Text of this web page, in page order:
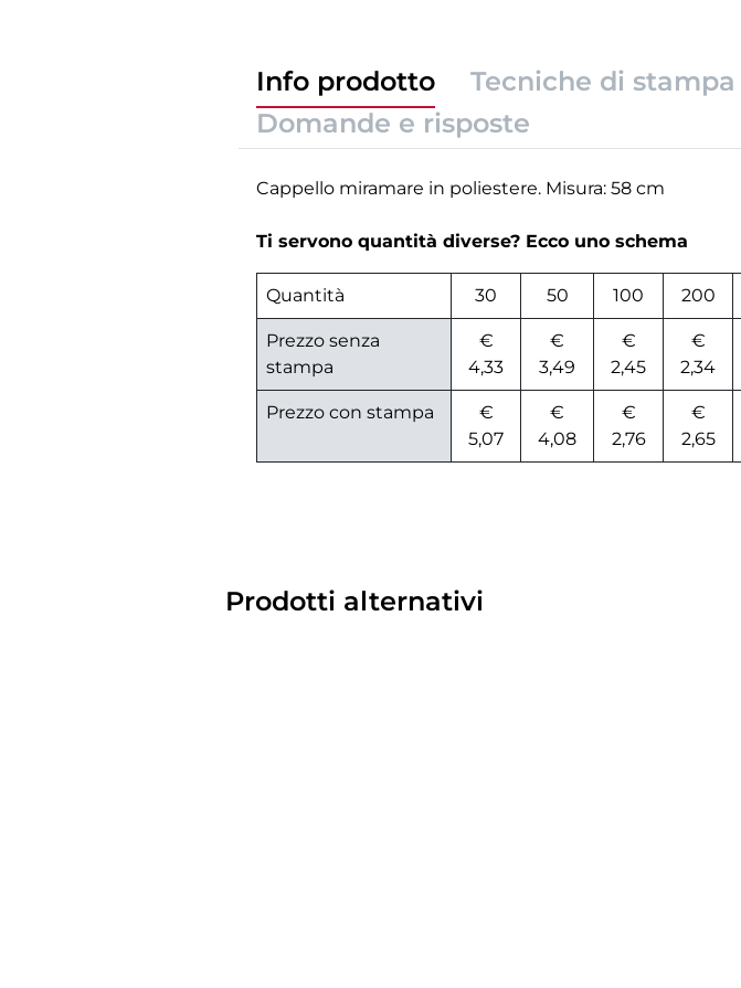
Info prodotto Tecniche di stampa
Domande e risposte
Cappello miramare in poliestere. Misura: 58 cm
Ti servono quantità diverse? Ecco uno schema
Quantità 30 50 100 200
Prezzo senza
stampa
€
4,33
€
3,49
€
2,45
€
2,34
Prezzo con stampa
€
5,07
€
4,08
€
2,76
€
2,65
Prodotti alternativi